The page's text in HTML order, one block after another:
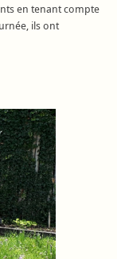
en tenant compte
ils ont